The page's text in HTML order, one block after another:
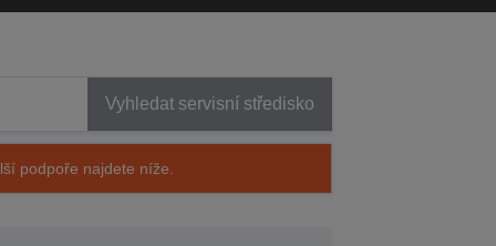
Vyhledat servisní středisko
podpoře najdete níže.